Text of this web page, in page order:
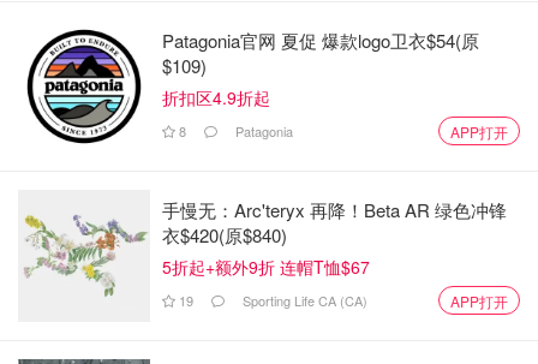
Patagonia官网 夏促 爆款logo卫衣$54(原
$109)
折扣区4.9折起
8 Patagonia APP打开
手慢无：Arc'teryx 再降！Beta AR 绿色冲锋
衣$420(原$840)
5折起+额外9折 连帽T恤$67
19 Sporting Life CA (CA) APP打开